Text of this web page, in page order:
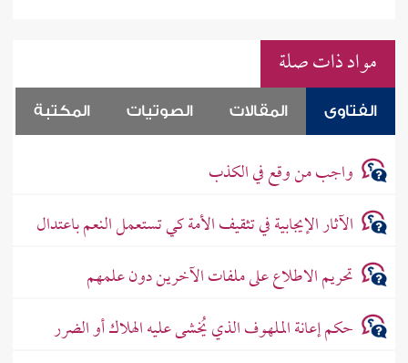
مواد ذات صلة
الفتاوى المقالات الصوتيات المكتبة
واجب من وقع في الكذب
الآثار الإيجابية في تثقيف الأمة كي تستعمل النعم باعتدال
تحريم الاطلاع على ملفات الآخرين دون علمهم
حكم إعانة الملهوف الذي يُخشى عليه الهلاك أو الضرر